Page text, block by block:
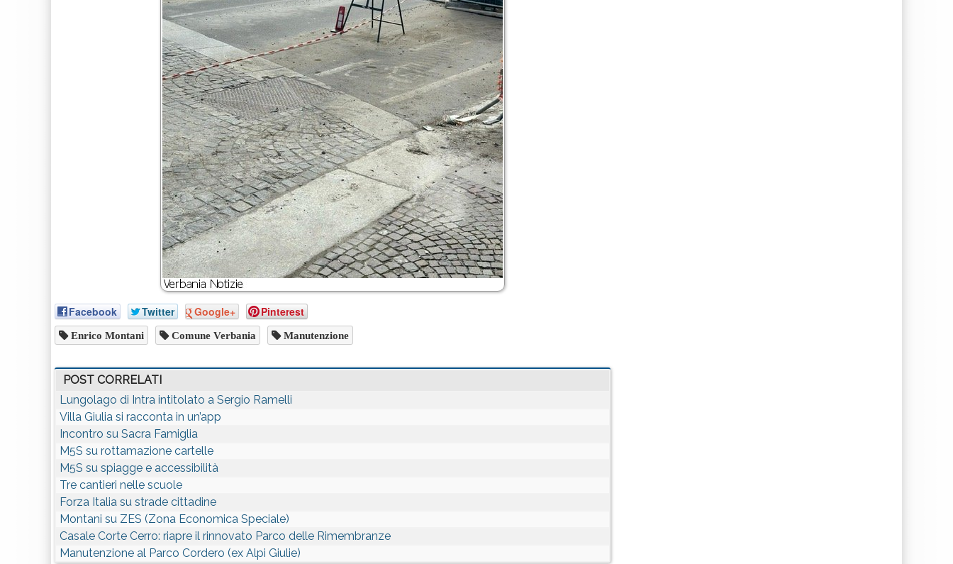
Facebook Twitter Google+ Pinterest
Enrico Montani Comune Verbania Manutenzione
POST CORRELATI
Lungolago di Intra intitolato a Sergio Ramelli
Villa Giulia si racconta in un’app
Incontro su Sacra Famiglia
M5S su rottamazione cartelle
M5S su spiagge e accessibilità
Tre cantieri nelle scuole
Forza Italia su strade cittadine
Montani su ZES (Zona Economica Speciale)
Casale Corte Cerro: riapre il rinnovato Parco delle Rimembranze
Manutenzione al Parco Cordero (ex Alpi Giulie)